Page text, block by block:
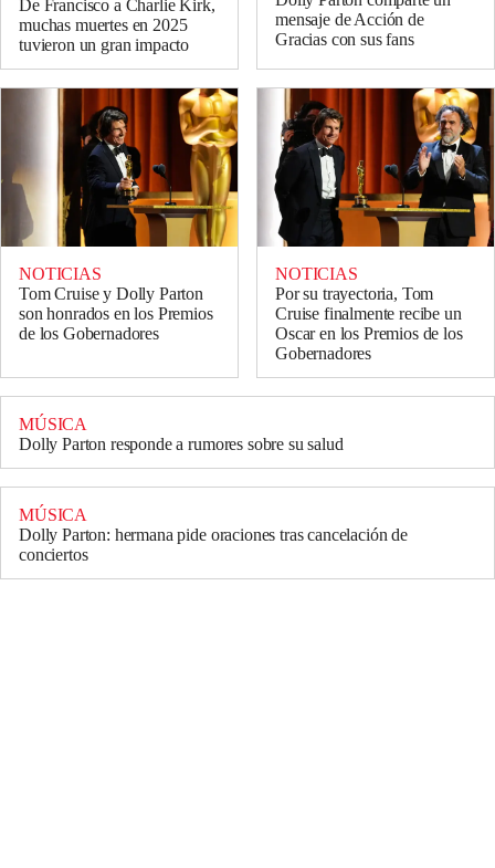
De Francisco a Charlie Kirk,
muchas muertes en 2025
tuvieron un gran impacto
mensaje de Acción de
Gracias con sus fans
NOTICIAS
Tom Cruise y Dolly Parton
son honrados en los Premios
de los Gobernadores
NOTICIAS
Por su trayectoria, Tom
Cruise finalmente recibe un
Oscar en los Premios de los
Gobernadores
MÚSICA
Dolly Parton responde a rumores sobre su salud
MÚSICA
Dolly Parton: hermana pide oraciones tras cancelación de
conciertos